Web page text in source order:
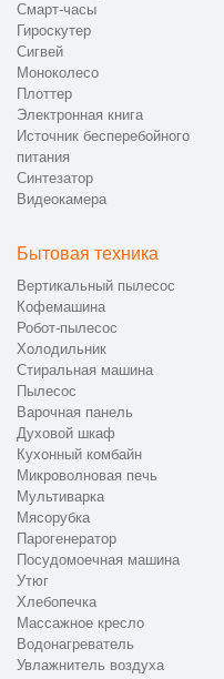
Смарт-часы
Гироскутер
Сигвей
Моноколесо
Плоттер
Электронная книга
Источник бесперебойного
питания
Синтезатор
Видеокамера
Бытовая техника
Вертикальный пылесос
Кофемашина
Робот-пылесос
Холодильник
Стиральная машина
Пылесос
Варочная панель
Духовой шкаф
Кухонный комбайн
Микроволновая печь
Мультиварка
Мясорубка
Парогенератор
Посудомоечная машина
Утюг
Хлебопечка
Массажное кресло
Водонагреватель
Увлажнитель воздуха